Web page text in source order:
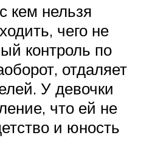
кем нельзя
чего не
контроль по
отдаляет
У девочки
что ей не
и юность